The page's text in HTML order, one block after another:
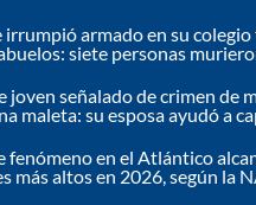
armado en su colegio
siete personas
joven señalado de crimen de
maleta: su esposa ayudó a
fenómeno en el Atlántico
más altos en 2026, según la